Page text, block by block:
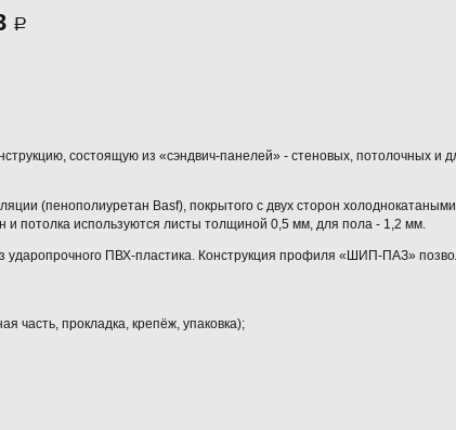
Р
состоящую из «сэндвич-панелей» - стеновых, потолочных и
(пенополиуретан Basf), покрытого с двух сторон
потолка используются листы толщиной 0,5 мм, для пола - 1,2 мм.
ПВХ-пластика. Конструкция профиля «ШИП-ПАЗ»
часть, прокладка, крепёж, упаковка);